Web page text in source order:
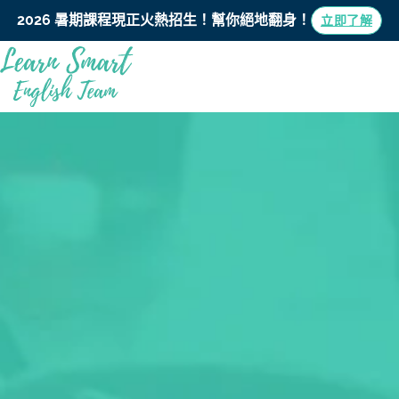
2026 暑期課程現正火熱招生！ 幫你絕地翻身！ 立即了解